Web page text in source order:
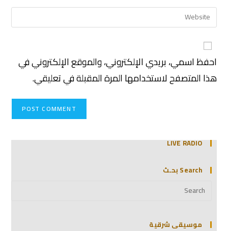
احفظ اسمي، بريدي الإلكتروني، والموقع الإلكتروني في
هذا المتصفح لاستخدامها المرة المقبلة في تعليقي.
LIVE RADIO
Search بحـث
موسيقى شرقية